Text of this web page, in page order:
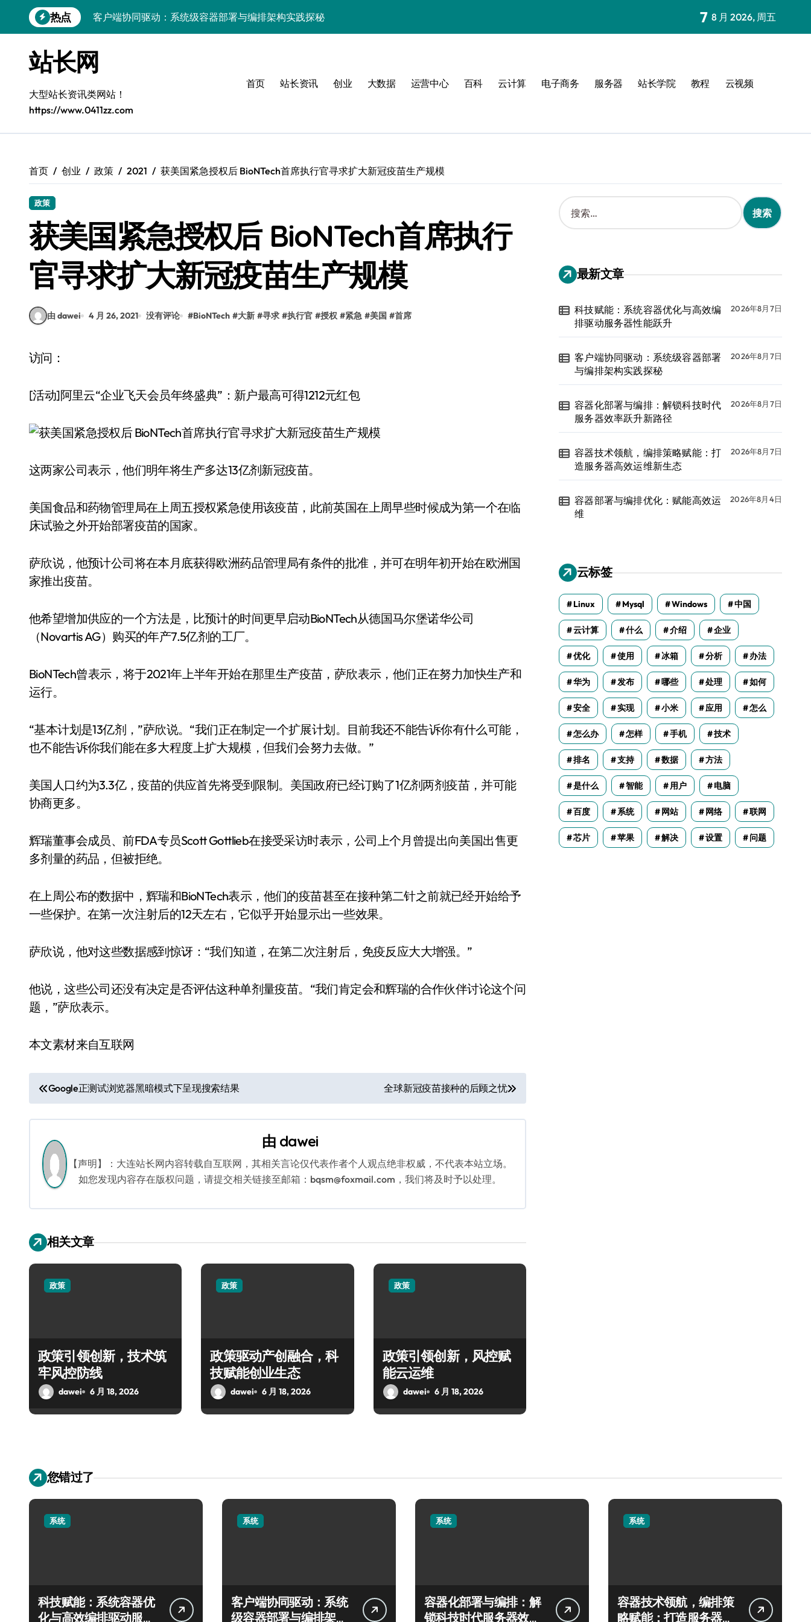
到
热点
客户端协同驱动：系统级容器部署与编排架构实践探秘
容器技术领航，编排策略赋能：打造服务器高效运维新生态
容器部署与编排优化：赋能高效运维
容器部署与编排：重塑服务器管理新范式
破局之道：大模型平台安全运营实战
VR创业新路径：模式创新与平台化双轮驱动
科技赋能：系统容器优化与高效编排驱动服务器性能跃升
7 8 月 2026, 周五
站长网
大型站长资讯类网站！
https://www.0411zz.com
首页 站长资讯 创业 大数据 运营中心 百科 云计算 电子商务 服务器 站长学院 教程 云视频
首页 创业 政策 2021 获美国紧急授权后 BioNTech首席执行官寻求扩大新冠疫苗生产规模
政策
获美国紧急授权后 BioNTech首席执行
官寻求扩大新冠疫苗生产规模
由 dawei 4 月 26, 2021 没有评论 #BioNTech #大新 #寻求 #执行官 #授权 #紧急 #美国 #首席
访问：
[活动]阿里云“企业飞天会员年终盛典”：新户最高可得1212元红包
这两家公司表示，他们明年将生产多达13亿剂新冠疫苗。
美国食品和药物管理局在上周五授权紧急使用该疫苗，此前英国在上周早些时候成为第一个在临
床试验之外开始部署疫苗的国家。
萨欣说，他预计公司将在本月底获得欧洲药品管理局有条件的批准，并可在明年初开始在欧洲国
家推出疫苗。
他希望增加供应的一个方法是，比预计的时间更早启动BioNTech从德国马尔堡诺华公司
（Novartis AG）购买的年产7.5亿剂的工厂。
BioNTech曾表示，将于2021年上半年开始在那里生产疫苗，萨欣表示，他们正在努力加快生产和
运行。
“基本计划是13亿剂，”萨欣说。“我们正在制定一个扩展计划。目前我还不能告诉你有什么可能，
也不能告诉你我们能在多大程度上扩大规模，但我们会努力去做。”
美国人口约为3.3亿，疫苗的供应首先将受到限制。美国政府已经订购了1亿剂两剂疫苗，并可能
协商更多。
辉瑞董事会成员、前FDA专员Scott Gottlieb在接受采访时表示，公司上个月曾提出向美国出售更
多剂量的药品，但被拒绝。
在上周公布的数据中，辉瑞和BioNTech表示，他们的疫苗甚至在接种第二针之前就已经开始给予
一些保护。在第一次注射后的12天左右，它似乎开始显示出一些效果。
萨欣说，他对这些数据感到惊讶：“我们知道，在第二次注射后，免疫反应大大增强。”
他说，这些公司还没有决定是否评估这种单剂量疫苗。“我们肯定会和辉瑞的合作伙伴讨论这个问
题，”萨欣表示。
本文素材来自互联网
文
章
航
Google正测试浏览器黑暗模式下呈现搜索结果 全球新冠疫苗接种的后顾之忧
由 dawei
【声明】：大连站长网内容转载自互联网，其相关言论仅代表作者个人观点绝非权威，不代表本站立场。
如您发现内容存在版权问题，请提交相关链接至邮箱：bqsm@foxmail.com，我们将及时予以处理。
相关文章
政策
政策引领创新，技术筑
牢风控防线
dawei 6 月 18, 2026
政策
政策驱动产创融合，科
技赋能创业生态
dawei 6 月 18, 2026
政策
政策引领创新，风控赋
能云运维
dawei 6 月 18, 2026
搜
索
：
最新文章
科技赋能：系统容器优化与高效编
排驱动服务器性能跃升
2026年8月7日
客户端协同驱动：系统级容器部署
与编排架构实践探秘
2026年8月7日
容器化部署与编排：解锁科技时代
服务器效率跃升新路径
2026年8月7日
容器技术领航，编排策略赋能：打
造服务器高效运维新生态
2026年8月7日
容器部署与编排优化：赋能高效运
维
2026年8月4日
云标签
Linux Mysql Windows 中国
云计算 什么 介绍 企业
优化 使用 冰箱 分析 办法
华为 发布 哪些 处理 如何
安全 实现 小米 应用 怎么
怎么办 怎样 手机 技术
排名 支持 数据 方法
是什么 智能 用户 电脑
百度 系统 网站 网络 联网
芯片 苹果 解决 设置 问题
您错过了
系统
科技赋能：系统容器优
化与高效编排驱动服务
系统
客户端协同驱动：系统
级容器部署与编排架构
系统
容器化部署与编排：解
锁科技时代服务器效率
系统
容器技术领航，编排策
略赋能：打造服务器高